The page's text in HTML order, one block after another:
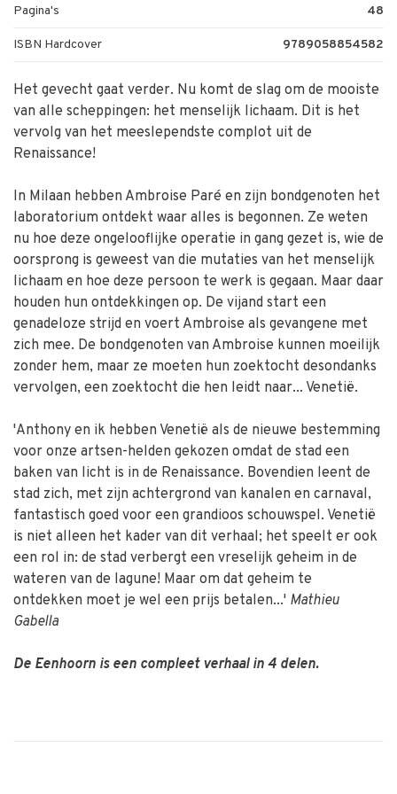
Pagina's 48
ISBN Hardcover 9789058854582
Het gevecht gaat verder. Nu komt de slag om de mooiste
van alle scheppingen: het menselijk lichaam. Dit is het
vervolg van het meeslependste complot uit de
Renaissance!
In Milaan hebben Ambroise Paré en zijn bondgenoten het
laboratorium ontdekt waar alles is begonnen. Ze weten
nu hoe deze ongelooflijke operatie in gang gezet is, wie de
oorsprong is geweest van die mutaties van het menselijk
lichaam en hoe deze persoon te werk is gegaan. Maar daar
houden hun ontdekkingen op. De vijand start een
genadeloze strijd en voert Ambroise als gevangene met
zich mee. De bondgenoten van Ambroise kunnen moeilijk
zonder hem, maar ze moeten hun zoektocht desondanks
vervolgen, een zoektocht die hen leidt naar... Venetië.
'Anthony en ik hebben Venetië als de nieuwe bestemming
voor onze artsen-helden gekozen omdat de stad een
baken van licht is in de Renaissance. Bovendien leent de
stad zich, met zijn achtergrond van kanalen en carnaval,
fantastisch goed voor een grandioos schouwspel. Venetië
is niet alleen het kader van dit verhaal; het speelt er ook
een rol in: de stad verbergt een vreselijk geheim in de
wateren van de lagune! Maar om dat geheim te
ontdekken moet je wel een prijs betalen...' Mathieu
Gabella
De Eenhoorn is een compleet verhaal in 4 delen.